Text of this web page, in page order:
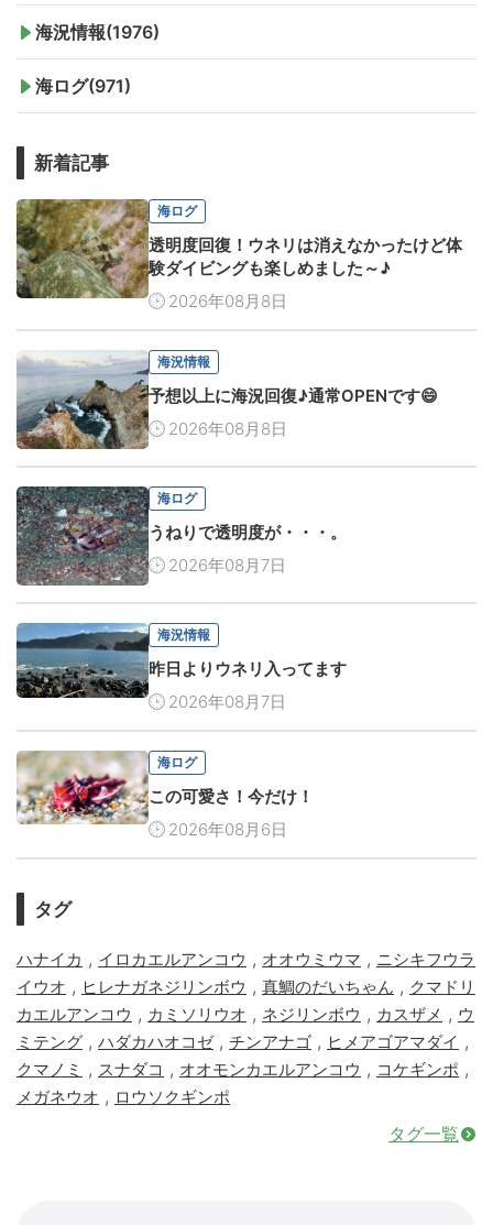
海況情報(1976)
海ログ(971)
新着記事
海ログ
透明度回復！ウネリは消えなかったけど体
験ダイビングも楽しめました～♪
2026年08月8日
海況情報
予想以上に海況回復♪通常OPENです😄
2026年08月8日
海ログ
うねりで透明度が・・・。
2026年08月7日
海況情報
昨日よりウネリ入ってます
2026年08月7日
海ログ
この可愛さ！今だけ！
2026年08月6日
タグ
ハナイカ , イロカエルアンコウ , オオウミウマ , ニシキフウラ
イウオ , ヒレナガネジリンボウ , 真鯛のだいちゃん , クマドリ
カエルアンコウ , カミソリウオ , ネジリンボウ , カスザメ , ウ
ミテング , ハダカハオコゼ, チンアナゴ , ヒメアゴアマダイ ,
クマノミ , スナダコ , オオモンカエルアンコウ , コケギンポ ,
メガネウオ , ロウソクギンポ
タグ一覧